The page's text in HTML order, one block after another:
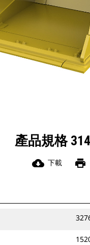
產品規格
cloud_download 下載 print